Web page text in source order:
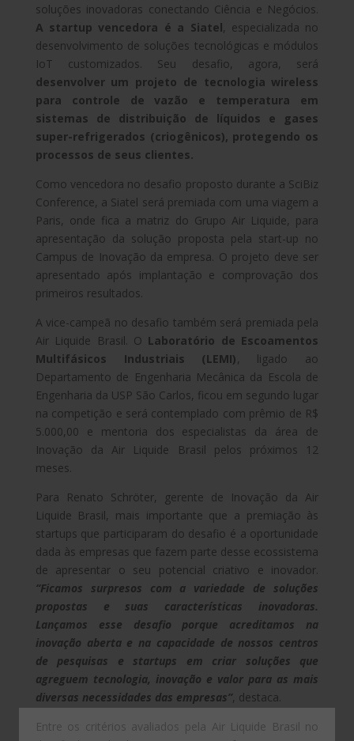
soluções inovadoras conectando Ciência e Negócios.
A startup vencedora é a Siatel, especializada no
desenvolvimento de soluções tecnológicas e módulos
IoT customizados. Seu desafio, agora, será
desenvolver um projeto de tecnologia wireless
para controle de vazão e temperatura em
sistemas de distribuição de líquidos e gases
super-refrigerados (criogênicos), protegendo os
processos de seus clientes.
Como vencedora no desafio proposto durante a SciBiz
Conference, a Siatel será premiada com uma viagem a
Paris, onde fica a matriz do Grupo Air Liquide, para
apresentação da solução proposta pela start-up no
Campus de Inovação da empresa. O projeto deve ser
apresentado após implantação e comprovação dos
primeiros resultados.
A vice-campeã no desafio também será premiada pela
Air Liquide Brasil. O Laboratório de Escoamentos
Multifásicos Industriais (LEMI), ligado ao
Departamento de Engenharia Mecânica da Escola de
Engenharia da USP São Carlos, ficou em segundo lugar
na competição e será contemplado com prêmio de R$
5.000,00 e mentoria dos especialistas da área de
Inovação da Air Liquide Brasil pelos próximos 12
meses.
Para Renato Schröter, gerente de Inovação da Air
Liquide Brasil, mais importante que a premiação às
startups que participaram do desafio é a oportunidade
dada às empresas que fazem parte desse ecossistema
de apresentar o seu potencial criativo e inovador.
“Ficamos surpresos com a variedade de soluções
propostas e suas características inovadoras.
Lançamos esse desafio porque acreditamos na
inovação aberta e na capacidade de nossos centros
de pesquisas e startups em criar soluções que
agreguem tecnologia, inovação e valor para as mais
diversas necessidades das empresas”, destaca.
Entre os critérios avaliados pela Air Liquide Brasil no